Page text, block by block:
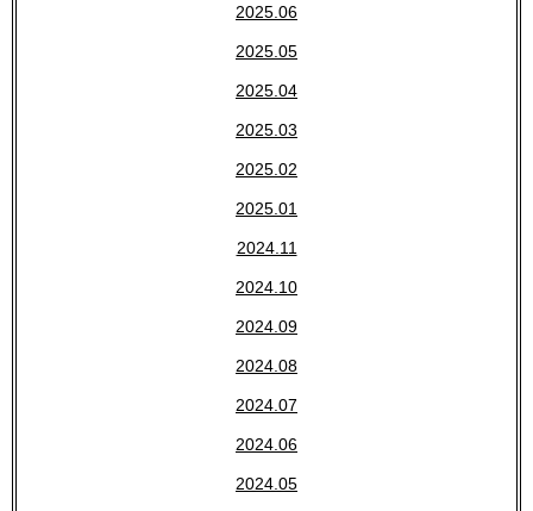
2025.06
2025.05
2025.04
2025.03
2025.02
2025.01
2024.11
2024.10
2024.09
2024.08
2024.07
2024.06
2024.05